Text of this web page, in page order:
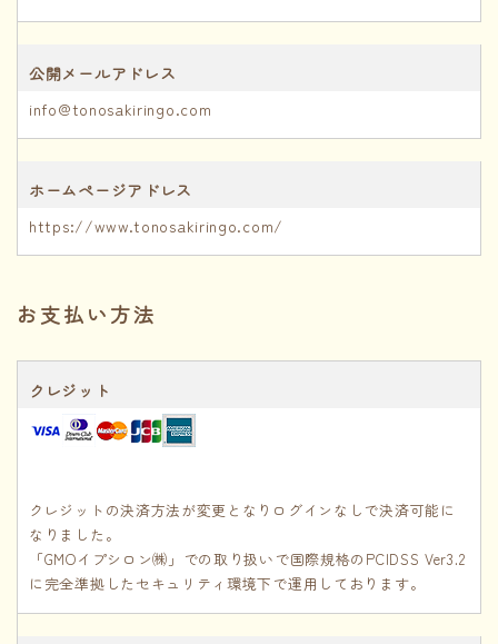
公開メールアドレス
info@tonosakiringo.com
ホームページアドレス
https://www.tonosakiringo.com/
お支払い方法
クレジット
クレジットの決済方法が変更となりログインなしで決済可能に
なりました。
「GMOイプシロン㈱」での取り扱いで国際規格のPCIDSS Ver3.2
に完全準拠したセキュリティ環境下で運用しております。